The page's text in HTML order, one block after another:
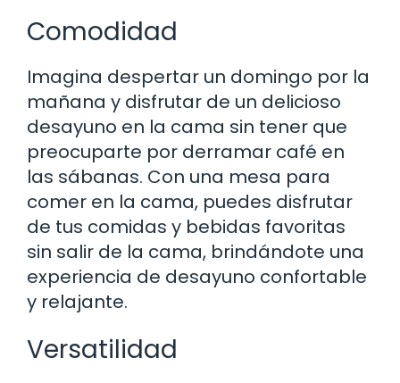
Comodidad
Imagina despertar un domingo por la
mañana y disfrutar de un delicioso
desayuno en la cama sin tener que
preocuparte por derramar café en
las sábanas. Con una mesa para
comer en la cama, puedes disfrutar
de tus comidas y bebidas favoritas
sin salir de la cama, brindándote una
experiencia de desayuno confortable
y relajante.
Versatilidad